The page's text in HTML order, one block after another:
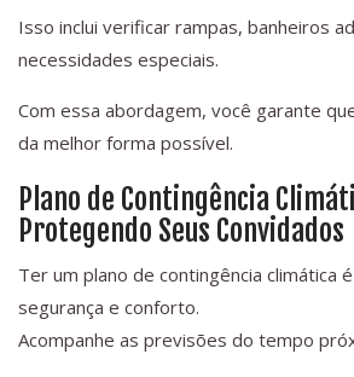
Isso inclui verificar rampas, banheiros
necessidades especiais.
Com essa abordagem, você garante
da melhor forma possível.
Plano de Contingência
Protegendo Seus Convidados
Ter um plano de contingência climática
segurança e conforto.
Acompanhe as previsões do tempo